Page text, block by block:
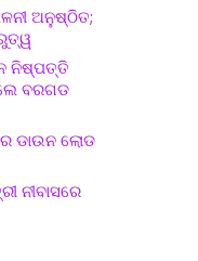
ଅନୁଷ୍ଠିତ;
ନିଷ୍ପତ୍ତି
ବରଗଡ
ଡାଉନ ଲୋଡ
ନୀବାସରେ